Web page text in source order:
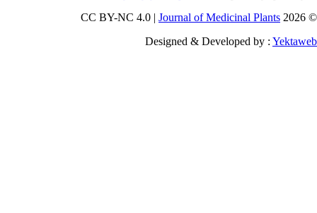
Journal of Medicinal Plants
Designed & Developed by :